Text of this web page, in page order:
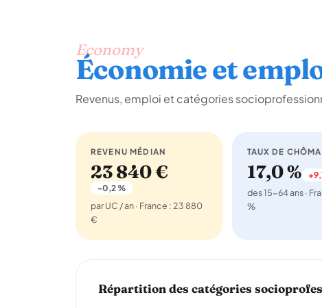
Economy
Économie et
Revenus, emploi et catégories
REVENU MÉDIAN
23 840 €
-0,2 %
par UC / an · France : 23 880
€
TAUX DE
17,0 %
des 15-64 ans ·
%
Répartition des catégories